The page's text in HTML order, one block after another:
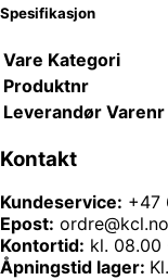
Spesifikasjon
Vare Kategori
Produktnr
Leverandør Varenr
Kontakt
Kundeservice: +47
Epost: ordre@kcl.no
Kontortid: kl. 08.00
Åpningstid lager: